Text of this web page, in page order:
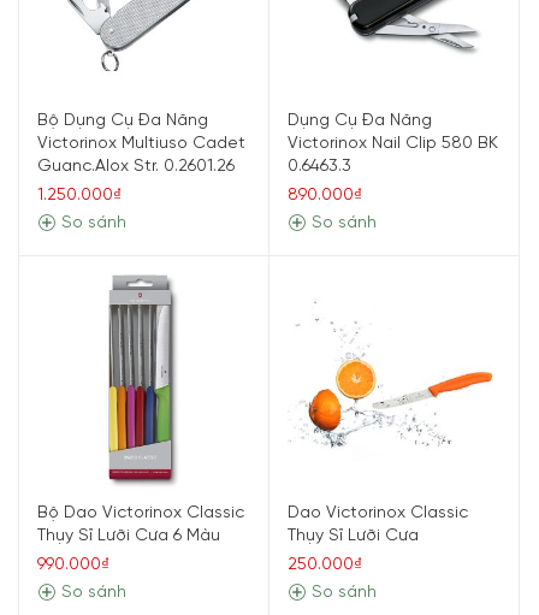
Bộ Dụng Cụ Đa Năng
Victorinox Multiuso Cadet
Guanc.Alox Str. 0.2601.26
1.250.000₫
So sánh
Dụng Cụ Đa Năng
Victorinox Nail Clip 580 BK
0.6463.3
890.000₫
So sánh
Bộ Dao Victorinox Classic
Thụy Sĩ Lưỡi Cưa 6 Màu
990.000₫
So sánh
Dao Victorinox Classic
Thụy Sĩ Lưỡi Cưa
250.000₫
So sánh